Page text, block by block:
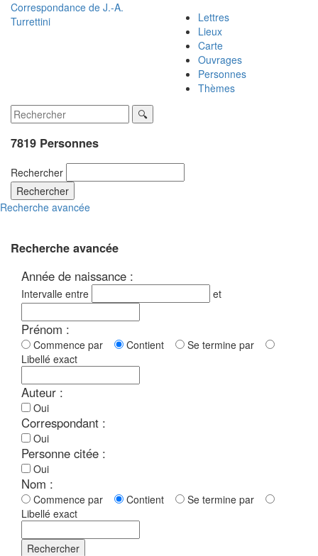
Correspondance de J.-A.
Turrettini
Lettres
Lieux
Carte
Ouvrages
Personnes
Thèmes
7819 Personnes
Rechercher
Rechercher
Recherche avancée
Recherche avancée
Année de naissance :
Intervalle entre et
Prénom :
Commence par Contient
Se termine par
Libellé exact
Auteur :
Oui
Correspondant :
Oui
Personne citée :
Oui
Nom :
Commence par Contient
Se termine par
Libellé exact
Rechercher